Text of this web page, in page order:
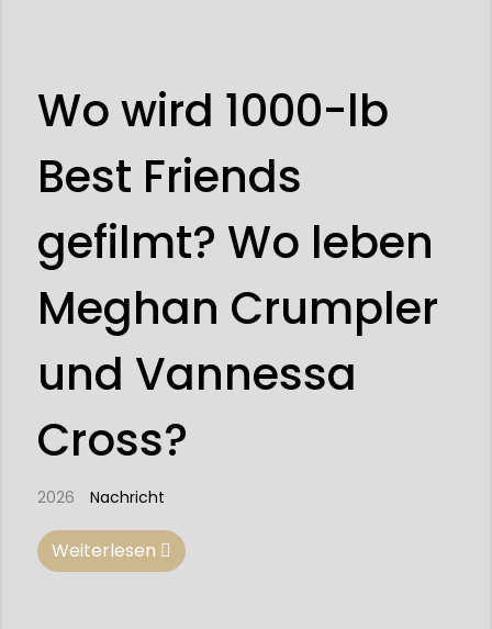
Wo wird 1000-lb
Best Friends
gefilmt? Wo leben
Meghan Crumpler
und Vannessa
Cross?
2026 Nachricht
Weiterlesen